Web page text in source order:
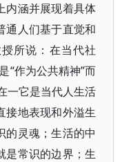
内涵并展现着具体
通人们基于直觉和
所说：在当代社
“作为公共精神”而
一它是当代人生活
接地表现和外溢生
的灵魂；生活的中
是常识的边界；生